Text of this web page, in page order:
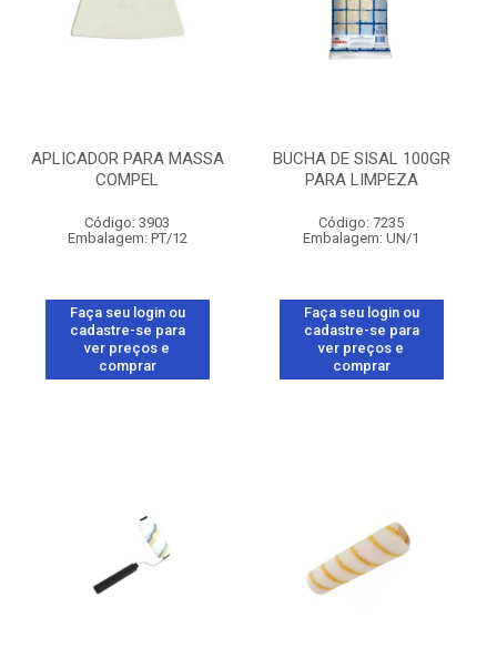
APLICADOR PARA MASSA
COMPEL
Código: 3903
Embalagem: PT/12
Faça seu login ou
cadastre-se para
ver preços e
comprar
BUCHA DE SISAL 100GR
PARA LIMPEZA
Código: 7235
Embalagem: UN/1
Faça seu login ou
cadastre-se para
ver preços e
comprar